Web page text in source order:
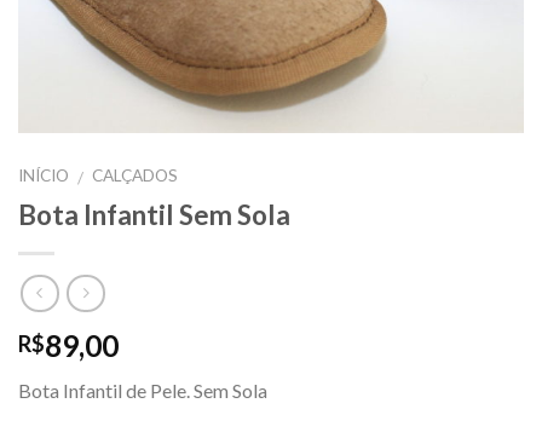
INÍCIO / CALÇADOS
Bota Infantil Sem Sola
R$89,00
Bota Infantil de Pele. Sem Sola